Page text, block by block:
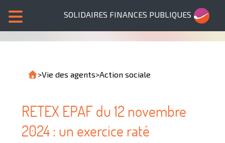
SOLIDAIRES FINANCES PUBLIQUES
>Vie des agents>Action sociale
RETEX EPAF du 12 novembre
2024 : un exercice raté